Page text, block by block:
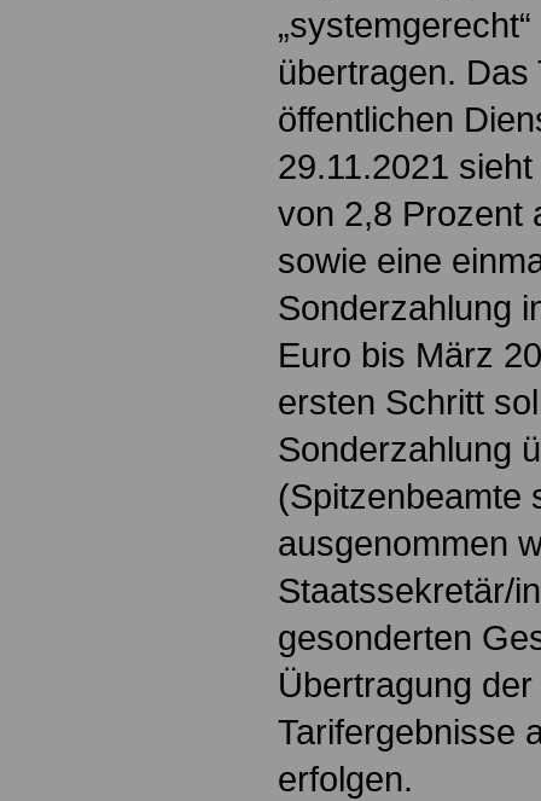
übertragen. Das
öffentlichen
29.11.2021
von 2,8 Prozent
sowie eine
Sonderzahlung
Euro bis März
ersten Schritt
Sonderzahlung
(Spitzenbeamte
ausgenommen
Staatssekretär/
gesonderten
Übertragung
Tarifergebnisse
erfolgen.